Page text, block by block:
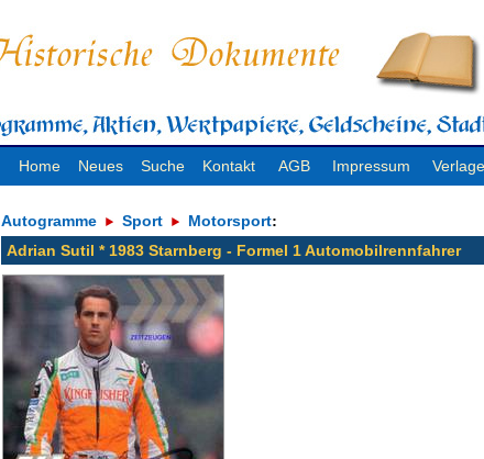
Home Neues Suche Kontakt AGB Impressum
Autogramme Sport Motorsport:
Adrian Sutil * 1983 Starnberg - Formel 1 Automobilrennfahrer